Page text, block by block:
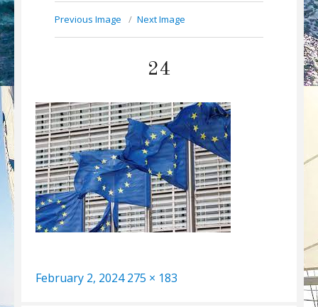
Previous Image Next Image
24
Posted
February 2, 2024 Full
275 × 183